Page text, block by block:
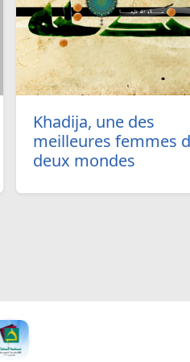
Khadija, une des
meilleures femmes
deux mondes